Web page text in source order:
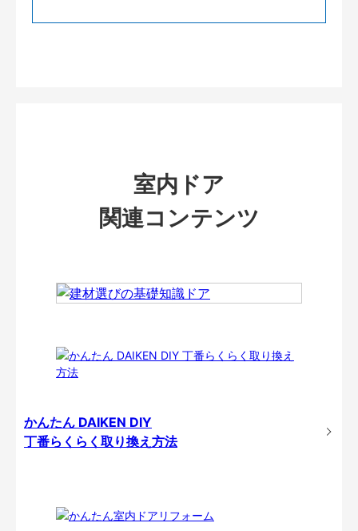
室内ドア
関連コンテンツ
かんたん DAIKEN DIY
丁番らくらく取り換え方法